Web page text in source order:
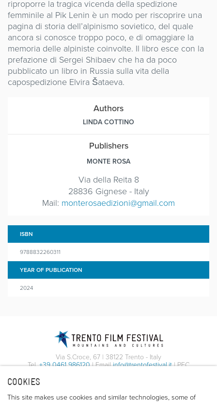
COOKIES
This site makes use cookies and similar technologies, some of
riproporre la tragica vicenda della spedizione
femminile al Pik Lenin è un modo per riscoprire una
pagina di storia dell’alpinismo sovietico, del quale
ancora si conosce troppo poco, e di omaggiare la
memoria delle alpiniste coinvolte. Il libro esce con la
prefazione di Sergei Shibaev che ha da poco
pubblicato un libro in Russia sulla vita della
capospedizione Elvira Šataeva.
Authors
LINDA COTTINO
Publishers
MONTE ROSA
Via della Reita 8
28836 Gignese - Italy
Mail: monterosaedizioni@gmail.com
ISBN
9788832260311
YEAR OF PUBLICATION
2024
Via S.Croce, 67 | 38122 Trento - Italy
Tel.+39 0461 986120| Emailinfo@trentofestival.it| PEC